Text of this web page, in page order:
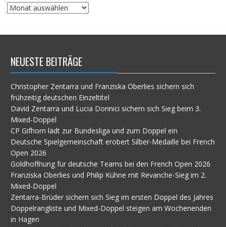
Suche
NEUESTE BEITRÄGE
Christopher Zentarra und Franziska Oberlies sichern sich
frühzeitig deutschen Einzeltitel
David Zentarra und Lucia Donnici sichern sich Sieg beim 3.
Mixed-Doppel
CP Gifhorn lädt zur Bundesliga und zum Doppel ein
Deutsche Spielgemeinschaft erobert Silber-Medaille bei French
Open 2026
Goldhoffnung für deutsche Teams bei den French Open 2026
Franziska Oberlies und Philip Kühne mit Revanche-Sieg im 2.
Mixed-Doppel
Zentarra-Brüder sichern sich Sieg im ersten Doppel des Jahres
Doppelrangliste und Mixed-Doppel steigen am Wochenenden
in Hagen